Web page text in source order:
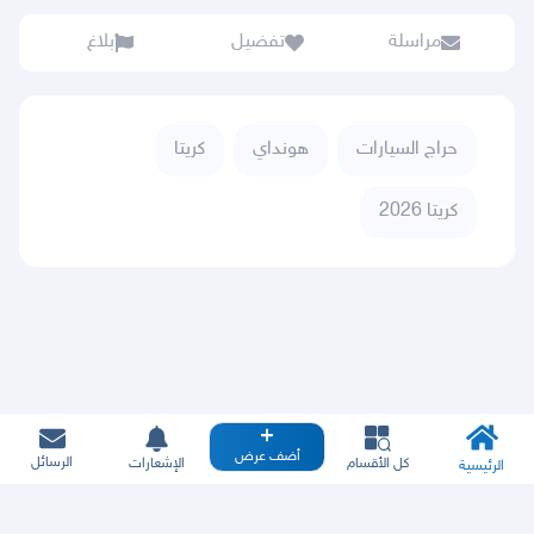
مراسلة تفضيل بلاغ
حراج السيارات هونداي كريتا
كريتا 2026
الرئيسية كل الأقسام أضف عرض الإشعارات الرسائل